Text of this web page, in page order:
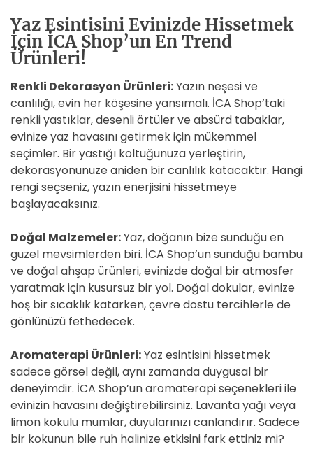
Yaz Esintisini Evinizde Hissetmek
İçin İCA Shop’un En Trend
Ürünleri!
Renkli Dekorasyon Ürünleri:Yazın neşesi ve
canlılığı, evin her köşesine yansımalı. İCA Shop’taki
renkli yastıklar, desenli örtüler ve absürd tabaklar,
evinize yaz havasını getirmek için mükemmel
seçimler. Bir yastığı koltuğunuza yerleştirin,
dekorasyonunuze aniden bir canlılık katacaktır. Hangi
rengi seçseniz, yazın enerjisini hissetmeye
başlayacaksınız.
Doğal Malzemeler:Yaz, doğanın bize sunduğu en
güzel mevsimlerden biri. İCA Shop’un sunduğu bambu
ve doğal ahşap ürünleri, evinizde doğal bir atmosfer
yaratmak için kusursuz bir yol. Doğal dokular, evinize
hoş bir sıcaklık katarken, çevre dostu tercihlerle de
gönlünüzü fethedecek.
Aromaterapi Ürünleri:Yaz esintisini hissetmek
sadece görsel değil, aynı zamanda duygusal bir
deneyimdir. İCA Shop’un aromaterapi seçenekleri ile
evinizin havasını değiştirebilirsiniz. Lavanta yağı veya
limon kokulu mumlar, duyularınızı canlandırır. Sadece
bir kokunun bile ruh halinize etkisini fark ettiniz mi?